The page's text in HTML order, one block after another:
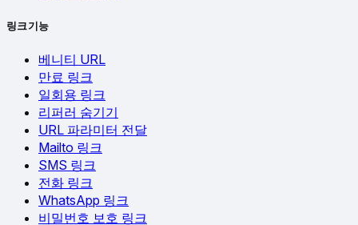
링크 기능
베니티 URL
만료 링크
일회용 링크
리퍼러 숨기기
URL 파라미터 전달
Mailto 링크
SMS 링크
전화 링크
WhatsApp 링크
비밀번호 보호 링크